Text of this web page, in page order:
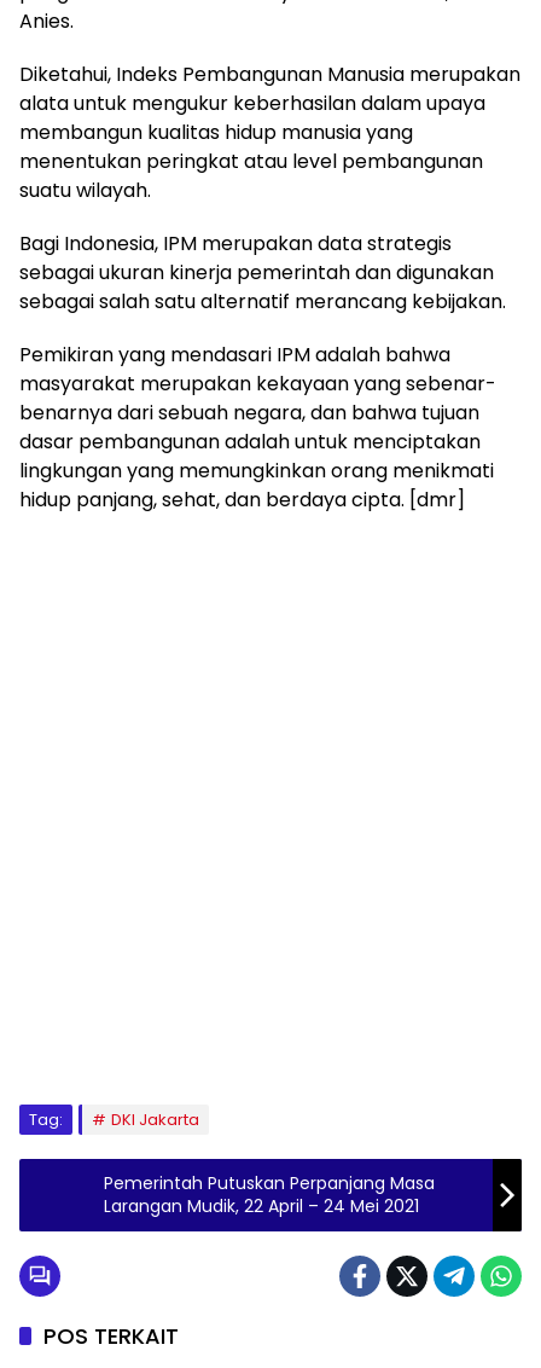
Anies.
Diketahui, Indeks Pembangunan Manusia merupakan
alata untuk mengukur keberhasilan dalam upaya
membangun kualitas hidup manusia yang
menentukan peringkat atau level pembangunan
suatu wilayah.
Bagi Indonesia, IPM merupakan data strategis
sebagai ukuran kinerja pemerintah dan digunakan
sebagai salah satu alternatif merancang kebijakan.
Pemikiran yang mendasari IPM adalah bahwa
masyarakat merupakan kekayaan yang sebenar-
benarnya dari sebuah negara, dan bahwa tujuan
dasar pembangunan adalah untuk menciptakan
lingkungan yang memungkinkan orang menikmati
hidup panjang, sehat, dan berdaya cipta. [dmr]
Tag: DKI Jakarta
Pemerintah Putuskan Perpanjang Masa
Larangan Mudik, 22 April – 24 Mei 2021
POS TERKAIT